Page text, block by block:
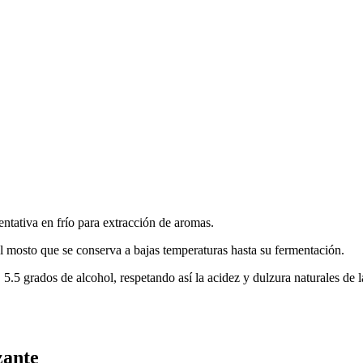
en frío para extracción de aromas.
que se conserva a bajas temperaturas hasta su fermentación.
grados de alcohol, respetando así la acidez y dulzura naturales de